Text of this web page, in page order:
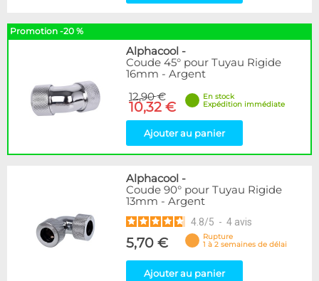
Promotion -20 %
Alphacool -
Coude 45° pour Tuyau Rigide
16mm - Argent
12,90 €
10,32 €
En stock
Expédition immédiate
Ajouter au panier
Alphacool -
Coude 90° pour Tuyau Rigide
13mm - Argent
4.8/5 - 4 avis
5,70 €
Rupture
1 à 2 semaines de délai
Ajouter au panier